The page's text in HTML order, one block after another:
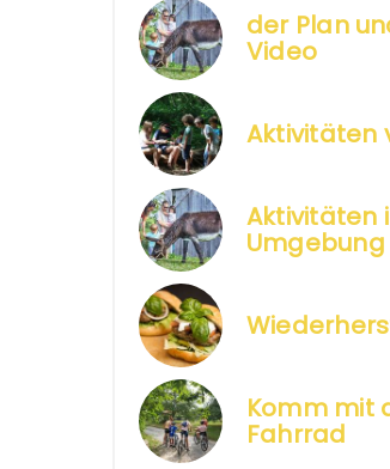
camping avec ane à
der Plan
Video
Aktivitäten
Aktivitäten
Umgebung
Komm mit
Fahrrad